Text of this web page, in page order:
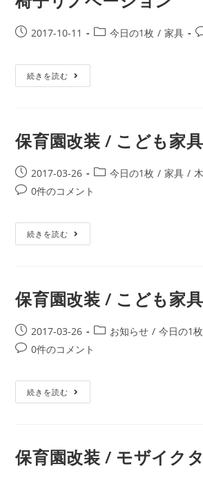
2017-10-11 今日の1枚 / 家具
続きを読む
保育園改装 / こども家
2017-03-26 今日の1枚 / 家具 /
0件のコメント
続きを読む
保育園改装 / こども家
2017-03-26 お知らせ / 今日の1枚
0件のコメント
続きを読む
保育園改装 / モザイク